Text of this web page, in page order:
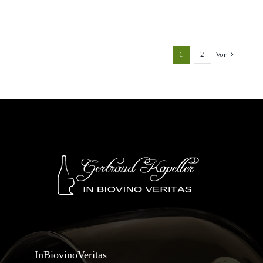
1 2 Vor
InBiovinoVeritas